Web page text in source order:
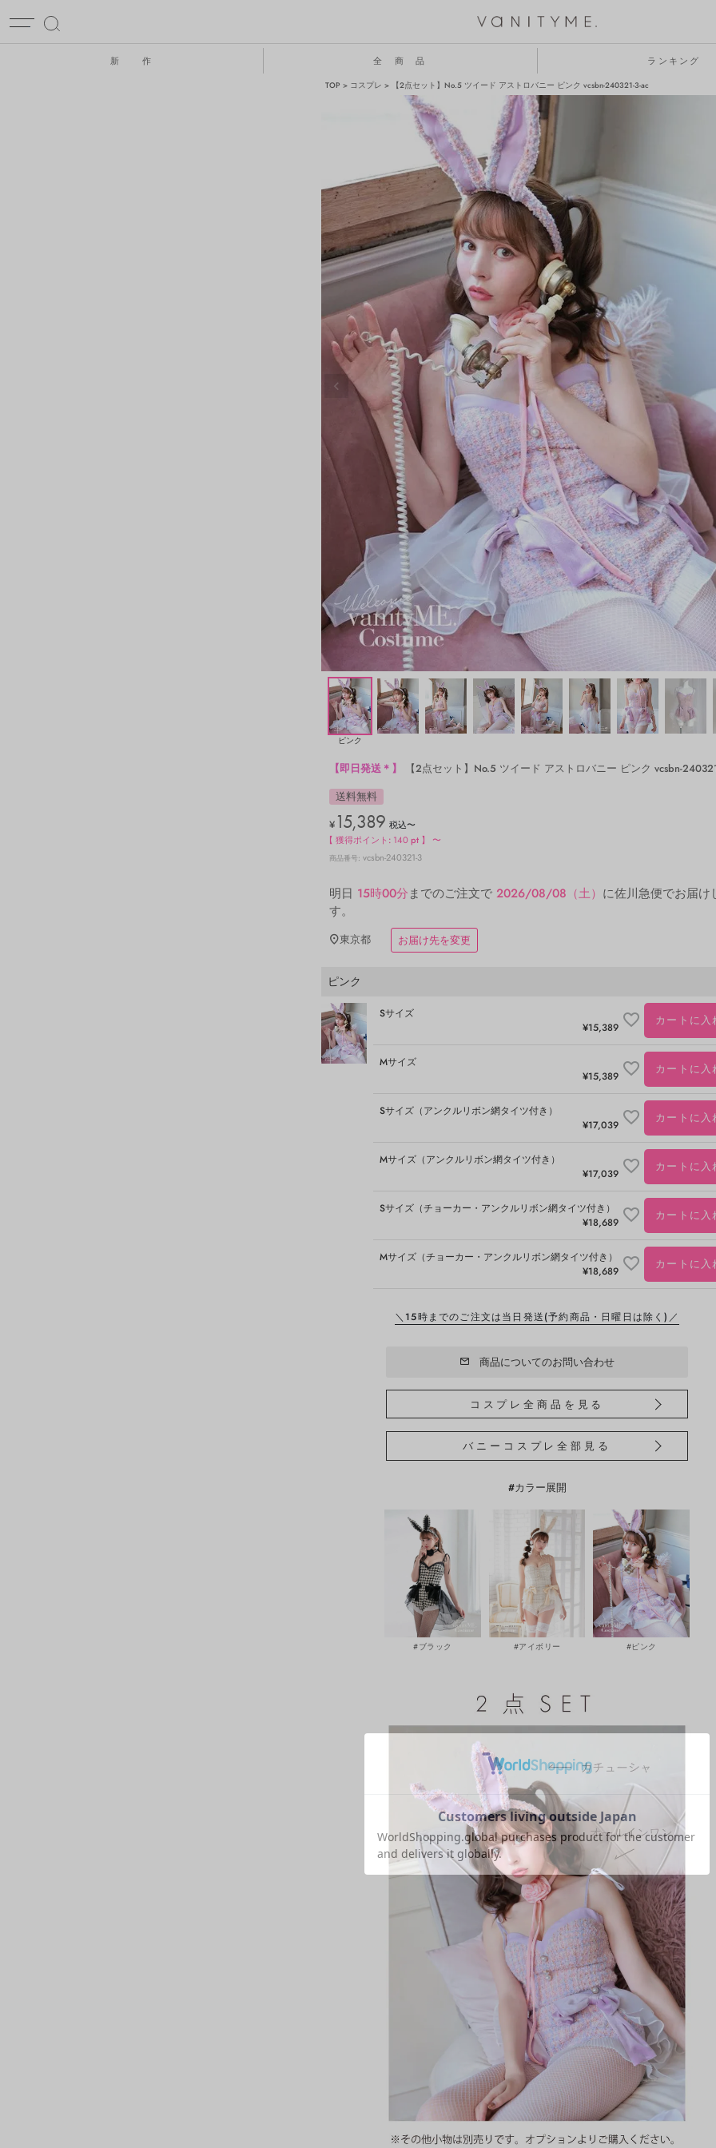
新 作 全 商 品 ランキング
TOP コスプレ 【2点セット】No.5 ツイード アストロバニー ピンク vcsbn-240321-3-ac
ピンク
【即日発送＊】
【2点セット】No.5 ツイード アストロバニー ピンク vcsbn-
送料無料
¥15,389 税込〜
【 獲得ポイント: 140pt 】 〜
商品番号 vcsbn-240321-3
明日 15時00分までのご注文で 2026/08/08（土） に佐川急便でお届け
す。
東京都 お届け先を変更
ピンク
Sサイズ
¥15,389 カートに入
Mサイズ
¥15,389 カートに入
Sサイズ（アンクルリボン網タイツ付き）
¥17,039 カートに入
Mサイズ（アンクルリボン網タイツ付き）
¥17,039 カートに入
Sサイズ（チョーカー・アンクルリボン網タイツ付き）
¥18,689 カートに入
Mサイズ（チョーカー・アンクルリボン網タイツ付き）
¥18,689 カートに入
＼15時までのご注文は当日発送(予約商品・日曜日は除く)／
商品についてのお問い合わせ
コスプレ全商品を見る
バニーコスプレ全部見る
#カラー展開
#ブラック #アイボリー #ピンク